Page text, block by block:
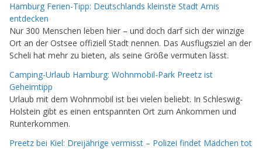
Hamburg Ferien-Tipp: Deutschlands kleinste Stadt Arnis
entdecken
Nur 300 Menschen leben hier – und doch darf sich der winzige
Ort an der Ostsee offiziell Stadt nennen. Das Ausflugsziel an der
Scheli hat mehr zu bieten, als seine Größe vermuten lässt.
Camping-Urlaub Hamburg: Wohnmobil-Park Preetz ist
Geheimtipp
Urlaub mit dem Wohnmobil ist bei vielen beliebt. In Schleswig-
Holstein gibt es einen entspannten Ort zum Ankommen und
Runterkommen.
Preetz bei Kiel: Dreijährige vermisst – Polizei findet Mädchen tot